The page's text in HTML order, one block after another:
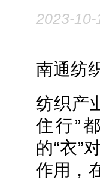
2023-10-
南通纺
纺织产
住行”
的“衣”
作用，